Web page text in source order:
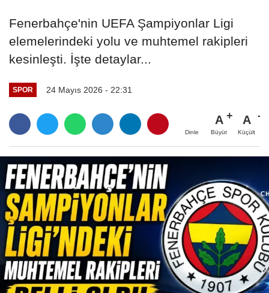
Fenerbahçe'nin UEFA Şampiyonlar Ligi
elemelerindeki yolu ve muhtemel rakipleri
kesinleşti. İşte detaylar...
SPOR 24 Mayıs 2026 - 22:31
Dinle
A
Büyüt
A
Küçült